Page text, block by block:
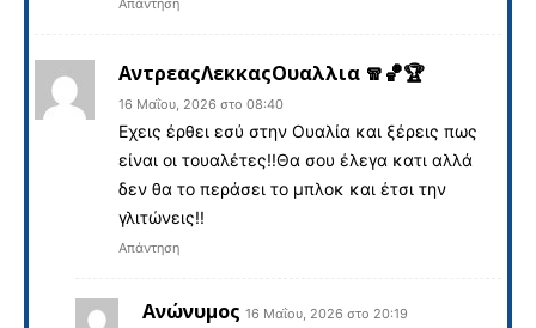
Απάντηση
ΑντρεαςΛεκκαςΟυαλλια 🧣🏀🏆
16 Μαΐου, 2026 στο 08:40
Εχεις έρθει εσύ στην Ουαλία και ξέρεις πως
είναι οι τουαλέτες!!Θα σου έλεγα κατι αλλά
δεν θα το περάσει το μπλοκ και έτσι την
γλιτώνεις!!
Απάντηση
Ανώνυμος 16 Μαΐου, 2026 στο 20:19